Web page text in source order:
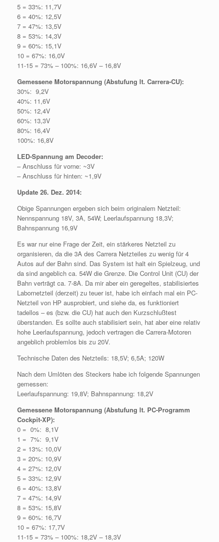
5 = 33%: 11,7V
6 = 40%: 12,5V
7 = 47%: 13,5V
8 = 53%: 14,3V
9 = 60%: 15,1V
10 = 67%: 16,0V
11-15 = 73% – 100%: 16,6V – 16,8V
Gemessene Motorspannung (Abstufung lt. Carrera-CU):
30%: 9,2V
40%: 11,6V
50%: 12,4V
60%: 13,3V
80%: 16,4V
100%: 16,8V
LED-Spannung am Decoder:
– Anschluss für vorne: ~3V
– Anschluss für hinten: ~1,9V
Update 26. Dez. 2014:
Obige Spannungen ergeben sich beim originalem Netzteil:
Nennspannung 18V, 3A, 54W; Leerlaufspannung 18,3V;
Bahnspannung 16,9V
Es war nur eine Frage der Zeit, ein stärkeres Netzteil zu
organisieren, da die 3A des Carrera Netzteiles zu wenig für 4
Autos auf der Bahn sind. Das System ist halt ein Spielzeug, und
da sind angeblich ca. 54W die Grenze. Die Control Unit (CU) der
Bahn verträgt ca. 7-8A. Da mir aber ein geregeltes, stabilisiertes
Labornetzteil (derzeit) zu teuer ist, habe ich einfach mal ein PC-
Netzteil von HP ausprobiert, und siehe da, es funktioniert
tadellos – es (bzw. die CU) hat auch den Kurzschlußtest
überstanden. Es sollte auch stabilisiert sein, hat aber eine relativ
hohe Leerlaufspannung, jedoch vertragen die Carrera-Motoren
angeblich problemlos bis zu 20V.
Technische Daten des Netzteils: 18,5V; 6,5A; 120W
Nach dem Umlöten des Steckers habe ich folgende Spannungen
gemessen:
Leerlaufspannung: 19,8V; Bahnspannung: 18,2V
Gemessene Motorspannung (Abstufung lt. PC-Programm
Cockpit-XP):
0 = 0%: 8,1V
1 = 7%: 9,1V
2 = 13%: 10,0V
3 = 20%: 10,9V
4 = 27%: 12,0V
5 = 33%: 12,9V
6 = 40%: 13,8V
7 = 47%: 14,9V
8 = 53%: 15,8V
9 = 60%: 16,7V
10 = 67%: 17,7V
11-15 = 73% – 100%: 18,2V – 18,3V